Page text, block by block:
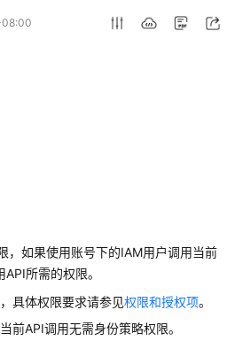
，如果使用账号下的IAM用户调用当前
所需的权限。
具体权限要求请参见权限和授权项。
前API调用无需身份策略权限。